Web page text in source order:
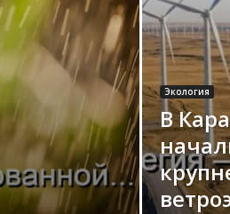
Экология
В